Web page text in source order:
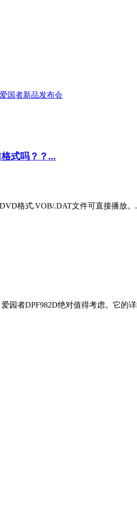
国者新品发布会
式吗？？...
格式.VOB/.DAT文件可直接播放。
园者DPF982D绝对值得考虑。它